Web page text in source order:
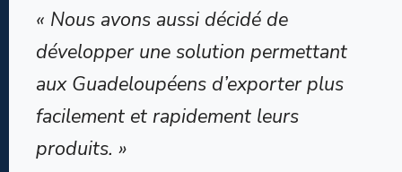
« Nous avons aussi décidé de
développer une solution permettant
aux Guadeloupéens d’exporter plus
facilement et rapidement leurs
produits. »